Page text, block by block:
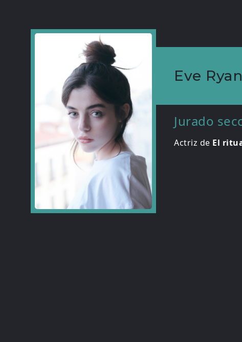
Eve Ryan
Jurado
Actriz de El